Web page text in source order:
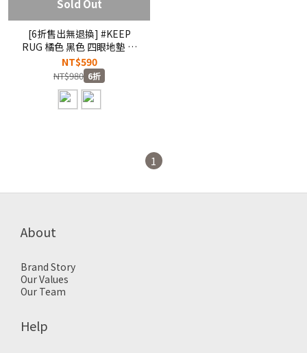
Sold Out
[6折售出無退換] #KEEP
RUG 橘色 黑色 四眼地墊 閃
電微笑 笑臉 圓形 毛絨地墊
地毯 止滑底【KS77】
NT$590
NT$980 6折
1
About
Brand Story
Our Values
Our Team
Help